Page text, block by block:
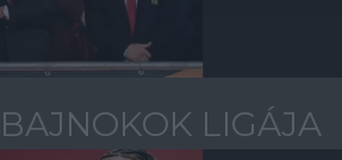
BAJNOKOK LIGÁJA